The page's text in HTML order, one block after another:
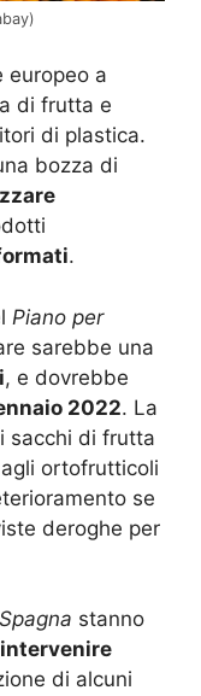
europeo a
di frutta e
di plastica.
bozza di
.
Piano per
sarebbe una
, e dovrebbe
2022. La
sacchi di frutta
ortofrutticoli
se
deroghe per
Spagna stanno
di alcuni